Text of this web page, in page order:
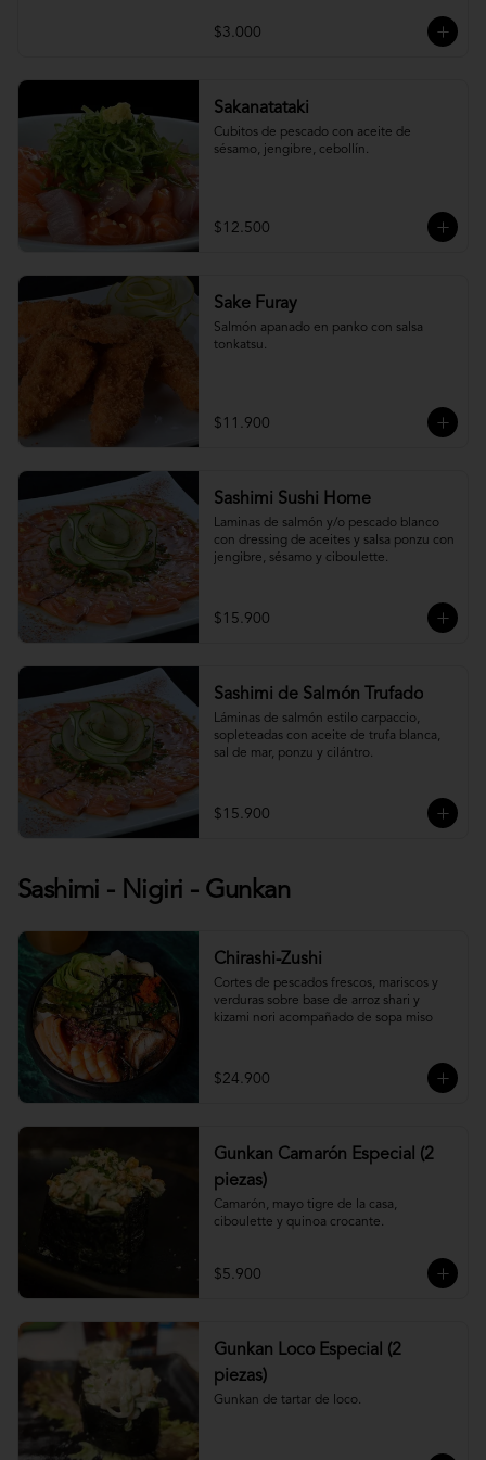
$3.000
Sakanatataki
Cubitos de pescado con aceite de
sésamo, jengibre, cebollín.
$12.500
Sake Furay
Salmón apanado en panko con salsa
tonkatsu.
$11.900
Sashimi Sushi Home
Laminas de salmón y/o pescado blanco
con dressing de aceites y salsa ponzu con
jengibre, sésamo y ciboulette.
$15.900
Sashimi de Salmón Trufado
Láminas de salmón estilo carpaccio,
sopleteadas con aceite de trufa blanca,
sal de mar, ponzu y cilántro.
$15.900
Sashimi - Nigiri - Gunkan
Chirashi-Zushi
Cortes de pescados frescos, mariscos y
verduras sobre base de arroz shari y
kizami nori acompañado de sopa miso
$24.900
Gunkan Camarón Especial (2
piezas)
Camarón, mayo tigre de la casa,
ciboulette y quinoa crocante.
$5.900
Gunkan Loco Especial (2
piezas)
Gunkan de tartar de loco.